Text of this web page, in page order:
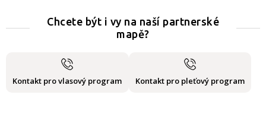
Chcete být i vy na naší partnerské
mapě?
Kontakt pro vlasový program Kontakt pro pleťový program